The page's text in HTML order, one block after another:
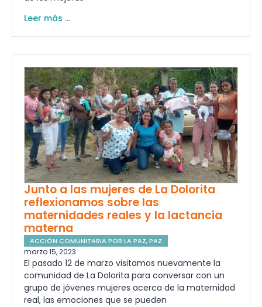
Leer más ...
Junto a las mujeres de La Dolorita
reflexionamos sobre las
maternidades reales y la lactancia
materna
ACCIÓN COMUNITARIA POR LA PAZ,PAZ
marzo 15, 2023
El pasado 12 de marzo visitamos nuevamente la
comunidad de La Dolorita para conversar con un
grupo de jóvenes mujeres acerca de la maternidad
real, las emociones que se pueden